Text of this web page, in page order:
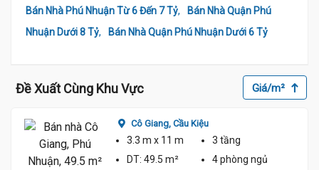
Bán Nhà Phú Nhuận Từ 6 Đến 7 Tỷ,
Bán Nhà Quận Phú
Nhuận Dưới 8 Tỷ, Bán Nhà Quận Phú Nhuận Dưới 6 Tỷ
Đề Xuất Cùng Khu Vực Giá/m²
Cô Giang, Cầu Kiệu
3.3 m x 11 m
3 tầng
DT: 49.5 m² 4 phòng ngủ